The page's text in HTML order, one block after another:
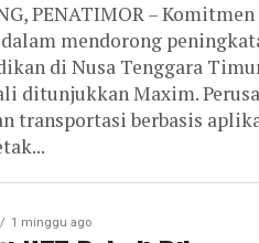
PENATIMOR –
dalam mendorong
di Nusa Tenggara
ditunjukkan Maxim.
transportasi berbasis
1 minggu ago